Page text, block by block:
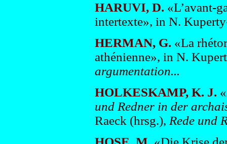
HARUVI, D. «L’avant-
intertexte», in N.
HERMAN, G. «La
athénienne», in N.
argumentation...
HOLKESKAMP, K. J. «
und Redner in der
Raeck (hrsg.), Rede und